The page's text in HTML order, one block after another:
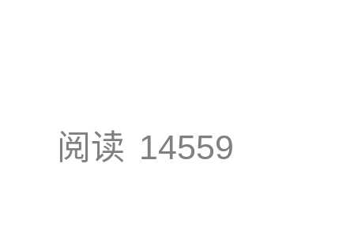
阅读 14559